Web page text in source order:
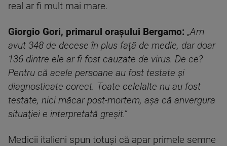
real ar fi mult mai mare.
Giorgio Gori, primarul orașului Bergamo: „Am
avut 348 de decese în plus faţă de medie, dar doar
136 dintre ele ar fi fost cauzate de virus. De ce?
Pentru că acele persoane au fost testate şi
diagnosticate corect. Toate celelalte nu au fost
testate, nici măcar post-mortem, aşa că anvergura
situaţiei e interpretată greşit.”
Medicii italieni spun totuși că apar primele semne